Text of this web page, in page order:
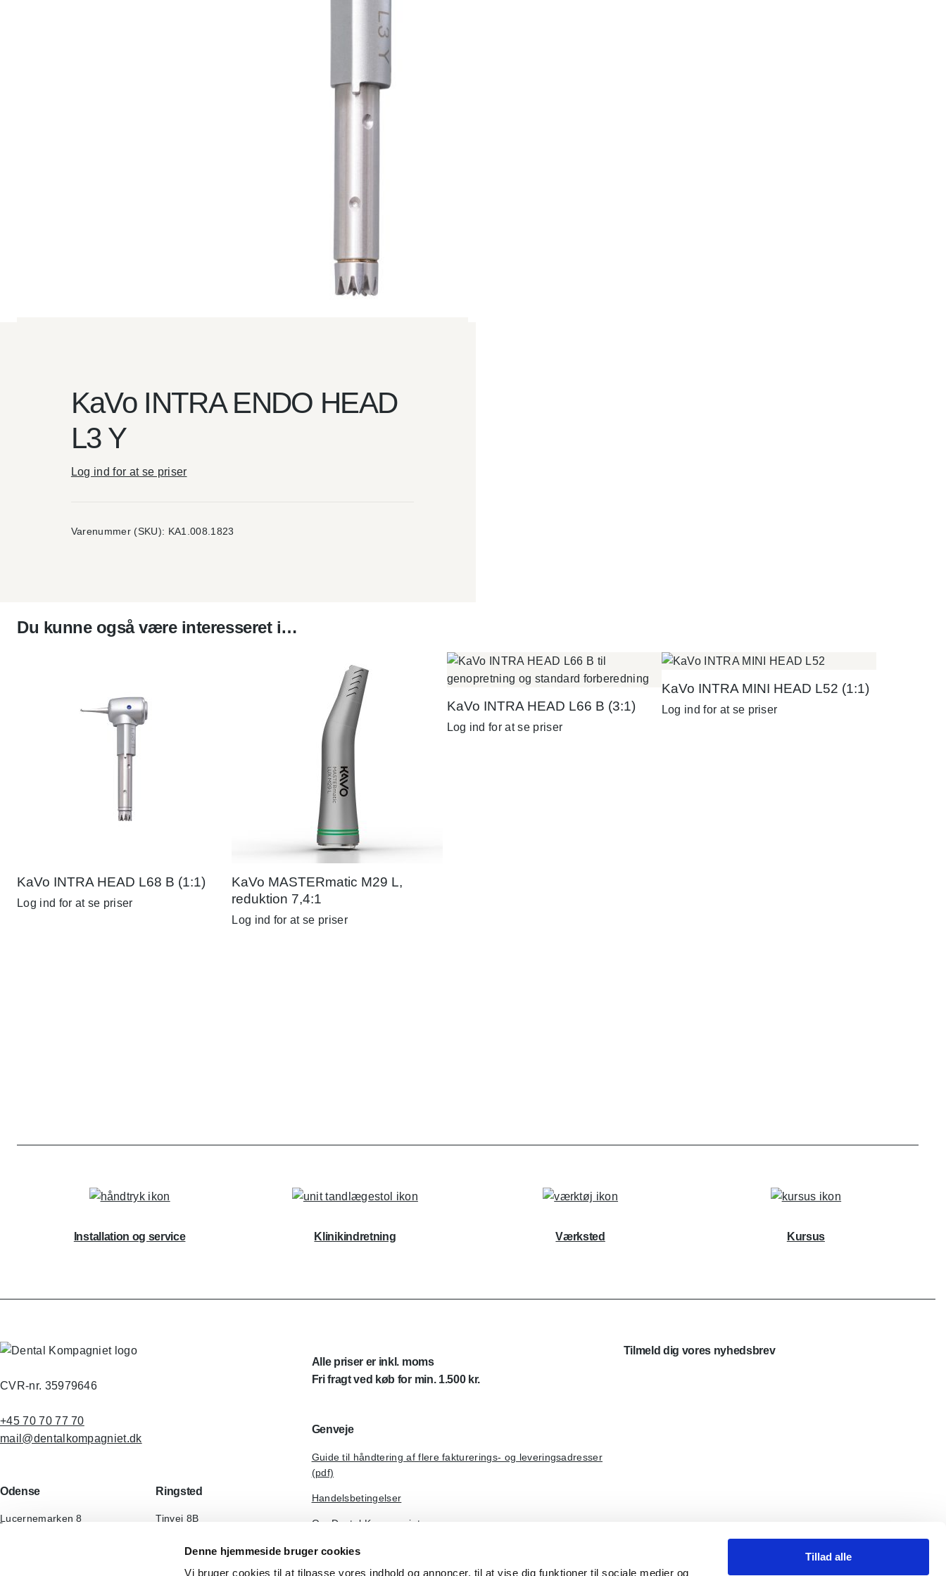
Denne hjemmeside bruger cookies
Vi bruger cookies til at tilpasse vores indhold og annoncer, til at vise dig funktioner til sociale medier og
Tillad alle
KaVo INTRA ENDO HEAD
L3 Y
Log ind for at se priser
Varenummer (SKU): KA1.008.1823
Du kunne også være interesseret i…
KaVo INTRA HEAD L68 B (1:1)
Log ind for at se priser
KaVo MASTERmatic M29 L,
reduktion 7,4:1
Log ind for at se priser
KaVo INTRA HEAD L66 B (3:1)
Log ind for at se priser
KaVo INTRA MINI HEAD L52 (1:1)
Log ind for at se priser
Installation og service Klinikindretning Værksted Kursus
CVR-nr. 35979646
+45 70 70 77 70
mail@dentalkompagniet.dk
Odense
Lucernemarken 8
Ringsted
Tinvej 8B
Danmark
Alle priser er inkl. moms
Fri fragt ved køb for min. 1.500 kr.
Genveje
Guide til håndtering af flere fakturerings- og leveringsadresser
(pdf)
Handelsbetingelser
Om Dental Kompagniet
Tilmeld dig vores nyhedsbrev